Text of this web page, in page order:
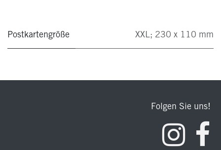
Postkartengröße XXL; 230 x 110 mm
Folgen Sie uns!